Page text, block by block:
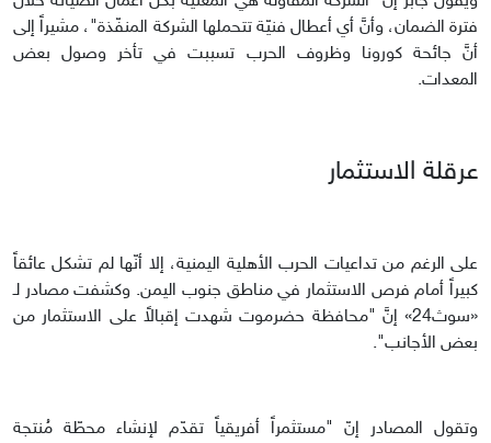
فترة الضمان، وأنَّ أي أعطال فنيّة تتحملها الشركة المنفّذة"، مشيراً إلى
أنَّ جائحة كورونا وظروف الحرب تسببت في تأخر وصول بعض
المعدات.
عرقلة الاستثمار
على الرغم من تداعيات الحرب الأهلية اليمنية، إلا أنّها لم تشكل عائقاً
كبيراً أمام فرص الاستثمار في مناطق جنوب اليمن. وكشفت مصادر لـ
«سوث24» إنَّ "محافظة حضرموت شهدت إقبالاً على الاستثمار من
بعض الأجانب".
وتقول المصادر إنّ "مستثمراً أفريقياً تقدّم لإنشاء محطّة مُنتجة